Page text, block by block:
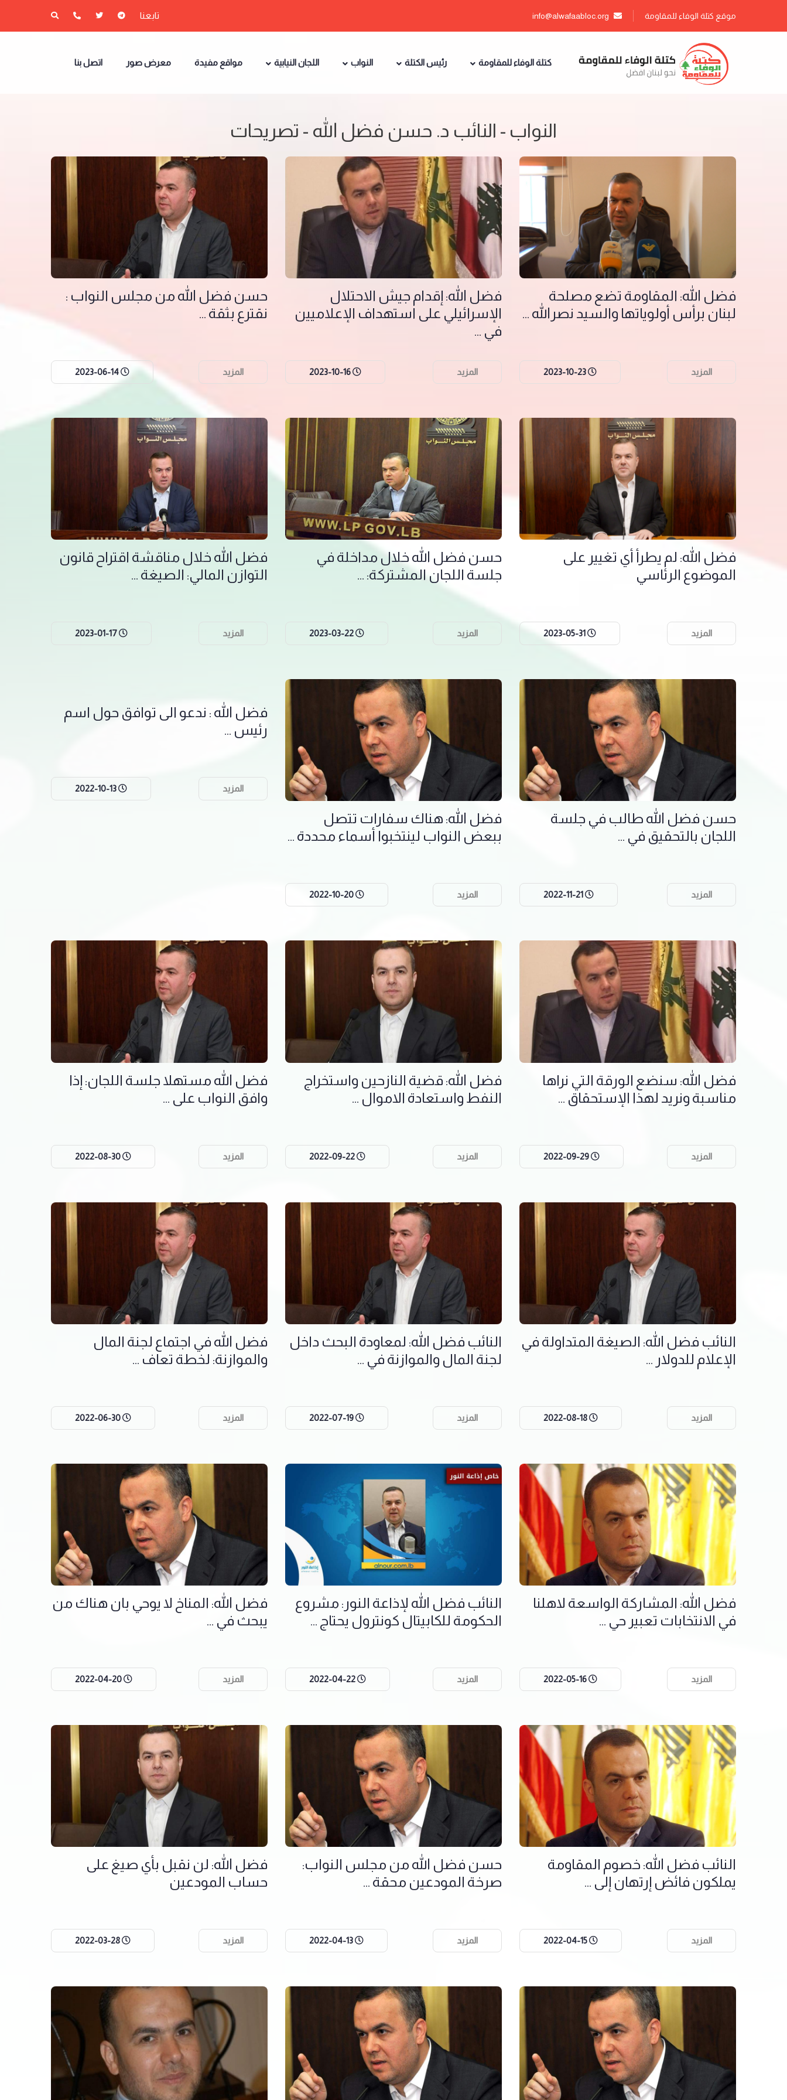
تابعنا موقع كتلة الوفاء للمقاومة
كتلة الوفاء للمقاومة رئيس الكتلة النواب اللجان النيابية مواقع مفيدة معرض صور اتصل بنا
النواب - النائب د. حسن فضل الله - تصريحات
فضل الله: المقاومة تضع مصلحة
لبنان برأس أولوياتها والسيد نصرالله ...
المزيد
فضل الله: إقدام جيش الاحتلال
الإسرائيلي على استهداف الإعلاميين
في ...
المزيد
حسن فضل الله من مجلس النواب :
نقترع بثقة ...
المزيد
فضل الله: لم يطرأ أي تغيير على
الموضوع الرئاسي
المزيد
حسن فضل الله خلال مداخلة في
جلسة اللجان المشتركة: ...
المزيد
فضل الله خلال مناقشة اقتراح قانون
التوازن المالي: الصيغة ...
المزيد
حسن فضل الله طالب في جلسة
اللجان بالتحقيق في ...
المزيد
فضل الله: هناك سفارات تتصل
ببعض النواب لينتخبوا أسماء محددة ...
المزيد
فضل الله : ندعو الى توافق حول اسم
رئيس ...
المزيد
فضل الله: سنضع الورقة التي نراها
مناسبة ونريد لهذا الإستحقاق ...
المزيد
فضل الله: قضية النازحين واستخراج
النفط واستعادة الاموال ...
المزيد
فضل الله مستهلا جلسة اللجان: إذا
وافق النواب على ...
المزيد
النائب فضل الله: الصيغة المتداولة في
الإعلام للدولار ...
المزيد
النائب فضل الله: لمعاودة البحث داخل
لجنة المال والموازنة في ...
المزيد
فضل الله في اجتماع لجنة المال
والموازنة: لخطة تعاف ...
المزيد
فضل الله: المشاركة الواسعة لاهلنا
في الانتخابات تعبير حي ...
المزيد
النائب فضل الله لإذاعة النور: مشروع
الحكومة للكابيتال كونترول يحتاج ...
المزيد
فضل الله: المناخ لا يوحي بان هناك من
يبحث في ...
المزيد
النائب فضل الله: خصوم المقاومة
يملكون فائض إرتهان إلى ...
المزيد
حسن فضل الله من مجلس النواب:
صرخة المودعين محقة ...
المزيد
فضل الله: لن نقبل بأي صيغ على
حساب المودعين
المزيد